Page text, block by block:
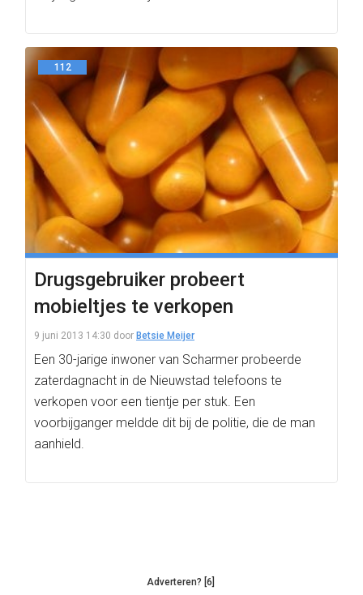
112
Drugsgebruiker probeert
mobieltjes te verkopen
9 juni 2013 14:30 door Betsie Meijer
Een 30-jarige inwoner van Scharmer probeerde
zaterdagnacht in de Nieuwstad telefoons te
verkopen voor een tientje per stuk. Een
voorbijganger meldde dit bij de politie, die de man
aanhield.
Adverteren? [6]